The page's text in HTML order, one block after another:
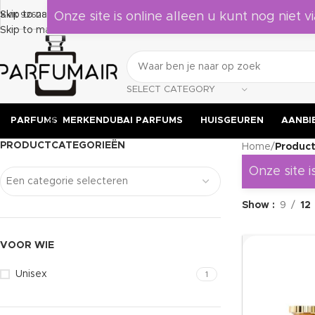
Skip to navigation
Skip to main content
KVK 92628524
Laat je verrassen door deze geuren, leuk om als cadeau te geven
SELECT CATEGORY
PARFUMS MERKEN DUBAI PARFUMS HUISGEUREN
PRODUCTCATEGORIEËN
Een categorie selecteren
VOOR WIE
Unisex 1
Home/
Onze site
Show 9 12
Onze site is online alleen u kunt nog niet